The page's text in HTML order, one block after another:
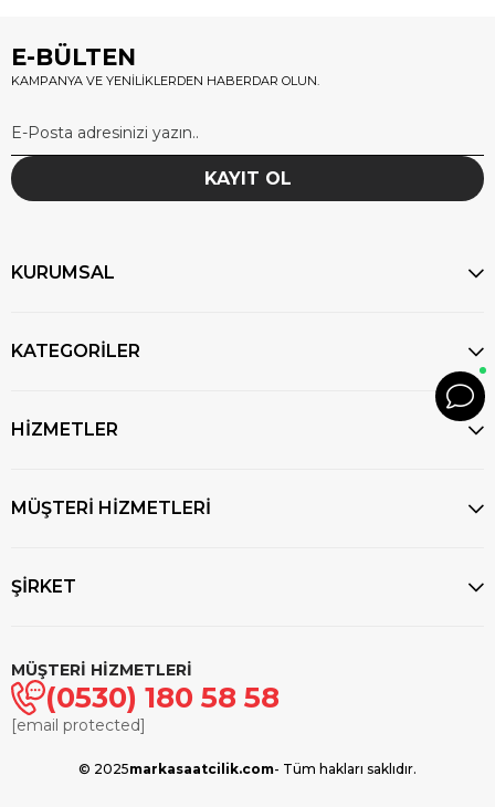
E-BÜLTEN
KAMPANYA VE YENİLİKLERDEN HABERDAR OLUN.
KAYIT OL
KURUMSAL
KATEGORİLER
HİZMETLER
MÜŞTERİ HİZMETLERİ
ŞİRKET
MÜŞTERİ HİZMETLERİ
(0530) 180 58 58
[email protected]
© 2025markasaatcilik.com- Tüm hakları saklıdır.